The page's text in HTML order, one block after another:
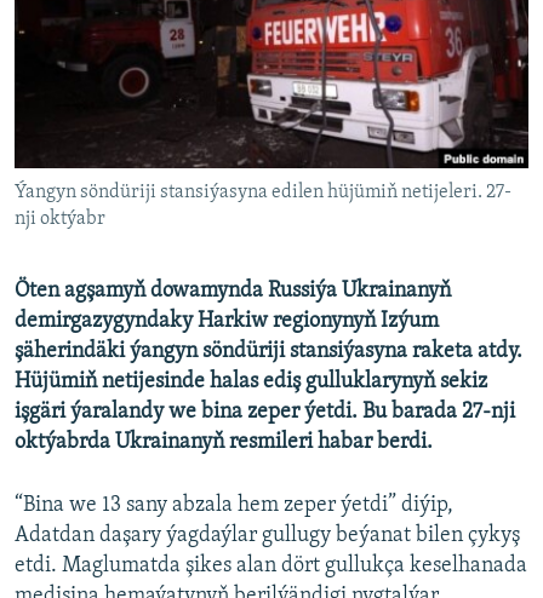
Ýangyn söndüriji stansiýasyna edilen hüjümiň netijeleri. 27-
nji oktýabr
Öten agşamyň dowamynda Russiýa Ukrainanyň
demirgazygyndaky Harkiw regionynyň Izýum
şäherindäki ýangyn söndüriji stansiýasyna raketa atdy.
Hüjümiň netijesinde halas ediş gulluklarynyň sekiz
işgäri ýaralandy we bina zeper ýetdi. Bu barada 27-nji
oktýabrda Ukrainanyň resmileri habar berdi.
“Bina we 13 sany abzala hem zeper ýetdi” diýip,
Adatdan daşary ýagdaýlar gullugy beýanat bilen çykyş
etdi. Maglumatda şikes alan dört gullukça keselhanada